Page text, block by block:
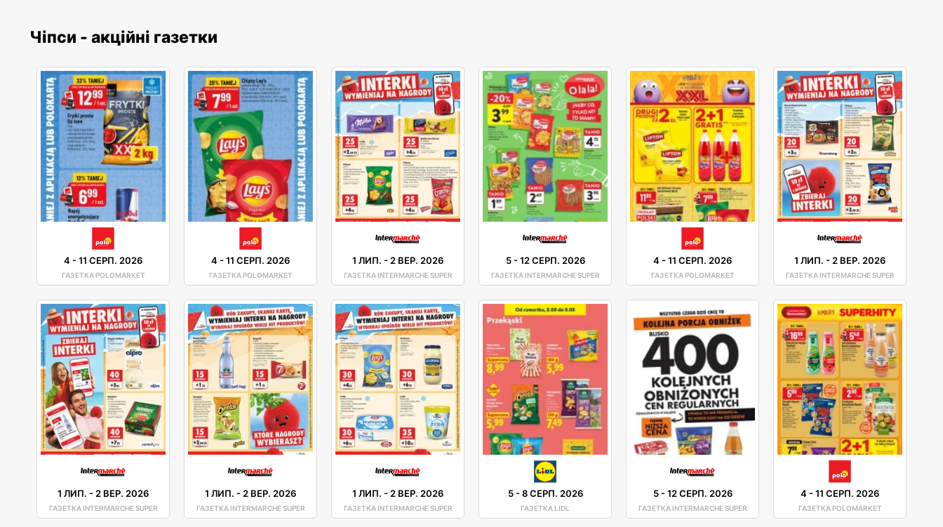
Чіпси - акційні газетки
4 -11 СЕРП. 2026
ГАЗЕТКА POLOMARKET
4 -11 СЕРП. 2026
ГАЗЕТКА POLOMARKET
1 ЛИП. -2 ВЕР. 2026
ГАЗЕТКА INTERMARCHE SUPER
5-12 СЕРП. 2026
ГАЗЕТКА INTERMARCHE SUPER
4 -11 СЕРП. 2026
ГАЗЕТКА POLOMARKET
1 ЛИП. -2 ВЕР. 2026
ГАЗЕТКА INTERMARCHE SUPER
1 ЛИП. -2 ВЕР. 2026
ГАЗЕТКА INTERMARCHE SUPER
1 ЛИП. -2 ВЕР. 2026
ГАЗЕТКА INTERMARCHE SUPER
1 ЛИП. -2 ВЕР. 2026
ГАЗЕТКА INTERMARCHE SUPER
5-8 СЕРП. 2026
ГАЗЕТКА LIDL
5-12 СЕРП. 2026
ГАЗЕТКА INTERMARCHE SUPER
4 -11 СЕРП. 2026
ГАЗЕТКА POLOMARKET